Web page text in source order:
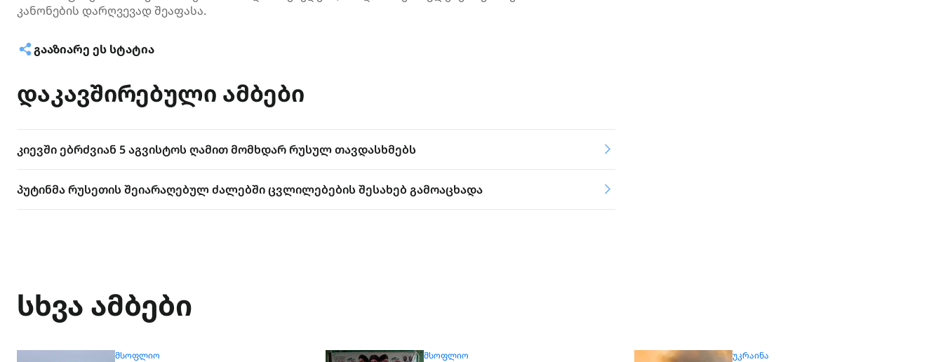
კანონების დარღვევად შეაფასა.
ᲒᲐᲐᲖᲘᲐᲠᲔ ᲔᲡ ᲡᲢᲐᲢᲘᲐ
დაკავშირებული ამბები
კიევში ებრძვიან 5 აგვისტოს ღამით მომხდარ რუსულ თავდასხმებს
პუტინმა რუსეთის შეიარაღებულ ძალებში ცვლილებების შესახებ გამოაცხადა
სხვა ამბები
ᲛᲡᲝᲤᲚᲘᲝ ᲛᲡᲝᲤᲚᲘᲝ ᲣᲙᲠᲐᲘᲜᲐ